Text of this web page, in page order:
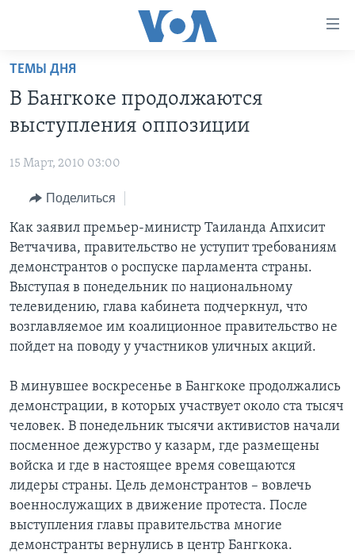
Перейти
основной
контент
навигации
Перейти
поиск
НОВОСТИ ЗА МИНУТУ
ИТОГИ
ПОЧЕМУ ЭТО ВАЖНО?
ДИСКУССИЯ VOA
ДЕТАЛИ
НЬЮ-ЙОРК NEW YORK
АМЕРИКА. БОЛЬШОЕ ПУТЕШЕСТВИЕ
ПРОЕКТЫ
УЧИМ АНГЛИЙСКИЙ
НАША АМЕРИКАНСКАЯ ИСТОРИЯ
А КАК В АМЕРИКЕ?
АРТЕФАКТЫ
АМЕРИКАНСКИЕ ГОРОДКИ
ТЕСТЫ
ЭКСПЕРТИЗА
ИНТЕРВЬЮ
ФАКТЫ ПРОТИВ ФЕЙКОВ
ЗА СВОБОДУ ПРЕССЫ
УЧИМ АНГЛИЙСКИЙ
ВИДЕО
ПОДПИСКА НА НОВОСТИ
Learning English
СОЦИАЛЬНЫЕ СЕТИ
Языки
ТЕМЫ ДНЯ
В Бангкоке продолжаются
выступления оппозиции
15 Март, 2010 03:00
Поделиться
Как заявил премьер-министр Таиланда Апхисит
Ветчачива, правительство не уступит требованиям
демонстрантов о роспуске парламента страны.
Выступая в понедельник по национальному
телевидению, глава кабинета подчеркнул, что
возглавляемое им коалиционное правительство не
пойдет на поводу у участников уличных акций.
В минувшее воскресенье в Бангкоке продолжались
демонстрации, в которых участвует около ста тысяч
человек. В понедельник тысячи активистов начали
посменное дежурство у казарм, где размещены
войска и где в настоящее время совещаются
лидеры страны. Цель демонстрантов – вовлечь
военнослужащих в движение протеста. После
выступления главы правительства многие
демонстранты вернулись в центр Бангкока.